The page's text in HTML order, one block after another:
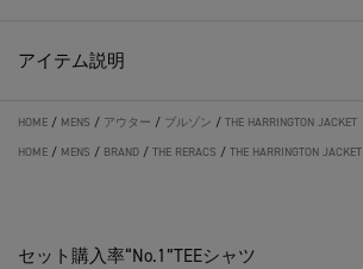
アイテム説明
HOME / MENS / アウター / ブルゾン / THE HARRINGTON JACKET
HOME / MENS / BRAND / THE RERACS / THE HARRINGTON JACKET
セット購入率“No.1”TEEシャツ